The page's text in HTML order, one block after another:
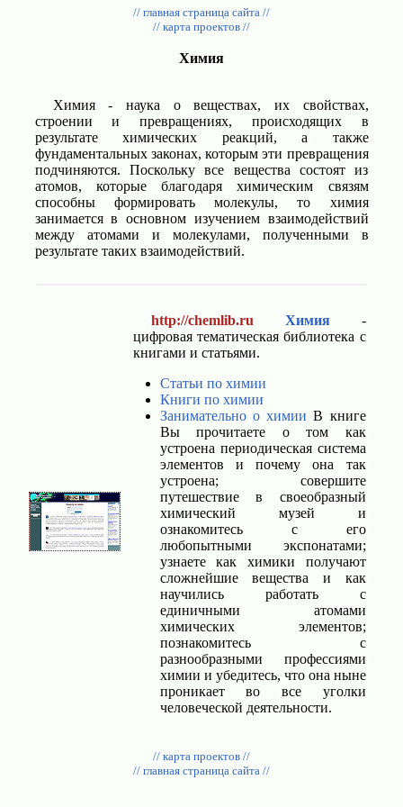
// главная страница сайта //
// карта проектов //
Химия
Химия - наука о веществах, их свойствах,
строении и превращениях, происходящих в
результате химических реакций, а также
фундаментальных законах, которым эти превращения
подчиняются. Поскольку все вещества состоят из
атомов, которые благодаря химическим связям
способны формировать молекулы, то химия
занимается в основном изучением взаимодействий
между атомами и молекулами, полученными в
результате таких взаимодействий.
http://chemlib.ru Химия-
цифровая тематическая библиотека с
книгами и статьями.
Статьи по химии
Книги по химии
Занимательно о химии В книге
Вы прочитаете о том как
устроена периодическая система
элементов и почему она так
устроена; совершите
путешествие в своеобразный
химический музей и
ознакомитесь с его
любопытными экспонатами;
узнаете как химики получают
сложнейшие вещества и как
научились работать с
единичными атомами
химических элементов;
познакомитесь с
разнообразными профессиями
химии и убедитесь, что она ныне
проникает во все уголки
человеческой деятельности.
// карта проектов //
// главная страница сайта //